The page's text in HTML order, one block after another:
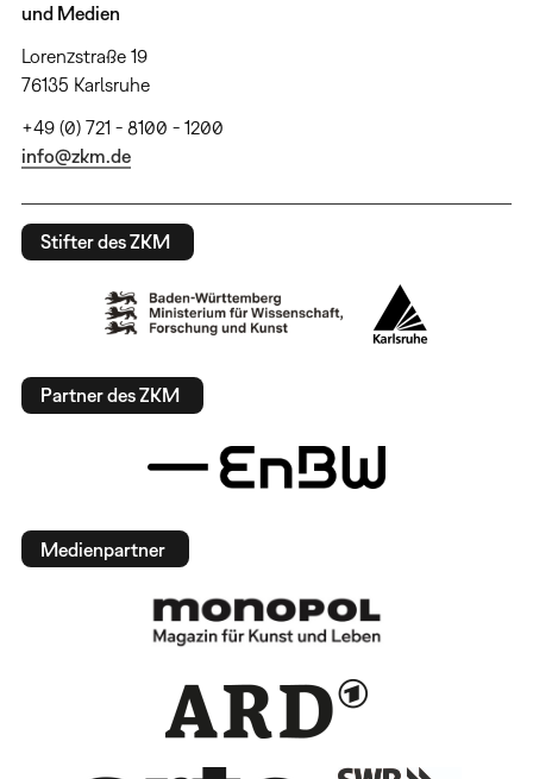
und Medien
Lorenzstraße 19
76135 Karlsruhe
+49 (0) 721 - 8100 - 1200
info@zkm.de
Stifter des ZKM
Partner des ZKM
Medienpartner